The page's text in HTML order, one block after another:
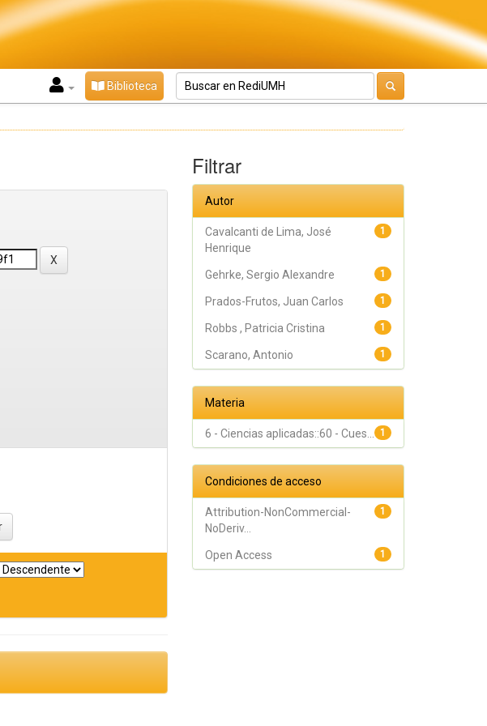
Biblioteca
Filtrar
Autor
1
Cavalcanti de Lima, José
Henrique
1
Gehrke, Sergio Alexandre
1
Prados-Frutos, Juan Carlos
1
Robbs , Patricia Cristina
1
Scarano, Antonio
Materia
1
6 - Ciencias aplicadas::60 - Cues...
Condiciones de acceso
1
Attribution-NonCommercial-
NoDeriv...
1
Open Access